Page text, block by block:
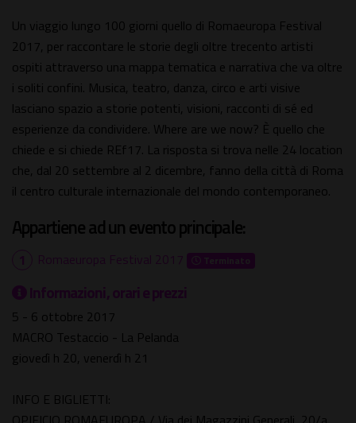
Un viaggio lungo 100 giorni quello di Romaeuropa Festival
2017, per raccontare le storie degli oltre trecento artisti
ospiti attraverso una mappa tematica e narrativa che va oltre
i soliti confini. Musica, teatro, danza, circo e arti visive
lasciano spazio a storie potenti, visioni, racconti di sé ed
esperienze da condividere. Where are we now? È quello che
chiede e si chiede REf17. La risposta si trova nelle 24 location
che, dal 20 settembre al 2 dicembre, fanno della città di Roma
il centro culturale internazionale del mondo contemporaneo.
Appartiene ad un evento principale:
Romaeuropa Festival 2017 Terminato
Informazioni, orari e prezzi
5 - 6 ottobre 2017
MACRO Testaccio - La Pelanda
giovedì h 20, venerdì h 21
INFO E BIGLIETTI: